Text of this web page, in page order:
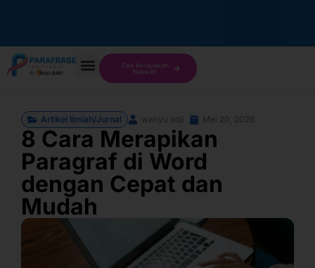
Cek Kelayakan
Naskah
Artikel Ilmiah/Jurnal wahyu adji Mei 20, 2026
8 Cara Merapikan
Paragraf di Word
dengan Cepat dan
Mudah